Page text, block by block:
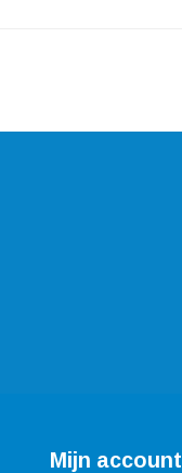
Mijn account